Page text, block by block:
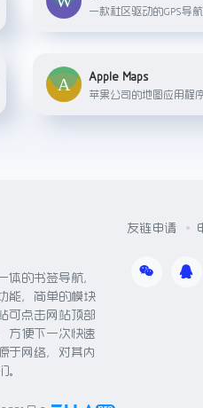
Apple Maps
体的书签导航，
能，简单的模块
可点击网站顶部
方便下一次快速
于网络，对其内
。
友链申请